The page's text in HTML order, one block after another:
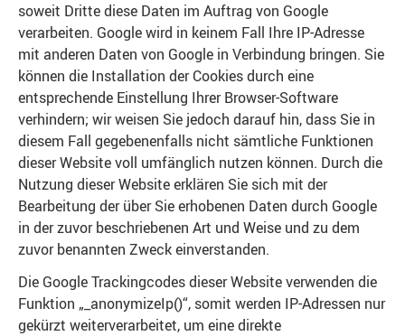
soweit Dritte diese Daten im Auftrag von Google
verarbeiten. Google wird in keinem Fall Ihre IP-Adresse
mit anderen Daten von Google in Verbindung bringen. Sie
können die Installation der Cookies durch eine
entsprechende Einstellung Ihrer Browser-Software
verhindern; wir weisen Sie jedoch darauf hin, dass Sie in
diesem Fall gegebenenfalls nicht sämtliche Funktionen
dieser Website voll umfänglich nutzen können. Durch die
Nutzung dieser Website erklären Sie sich mit der
Bearbeitung der über Sie erhobenen Daten durch Google
in der zuvor beschriebenen Art und Weise und zu dem
zuvor benannten Zweck einverstanden.
Die Google Trackingcodes dieser Website verwenden die
Funktion „_anonymizeIp()“, somit werden IP-Adressen nur
gekürzt weiterverarbeitet, um eine direkte